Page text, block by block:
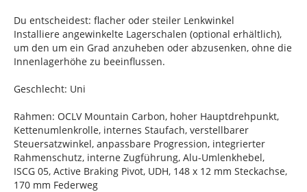
Du entscheidest: flacher oder steiler Lenkwinkel
Installiere angewinkelte Lagerschalen (optional erhältlich),
um den um ein Grad anzuheben oder abzusenken, ohne die
Innenlagerhöhe zu beeinflussen.
Geschlecht: Uni
Rahmen: OCLV Mountain Carbon, hoher Hauptdrehpunkt,
Kettenumlenkrolle, internes Staufach, verstellbarer
Steuersatzwinkel, anpassbare Progression, integrierter
Rahmenschutz, interne Zugführung, Alu-Umlenkhebel,
ISCG 05, Active Braking Pivot, UDH, 148 x 12 mm Steckachse,
170 mm Federweg